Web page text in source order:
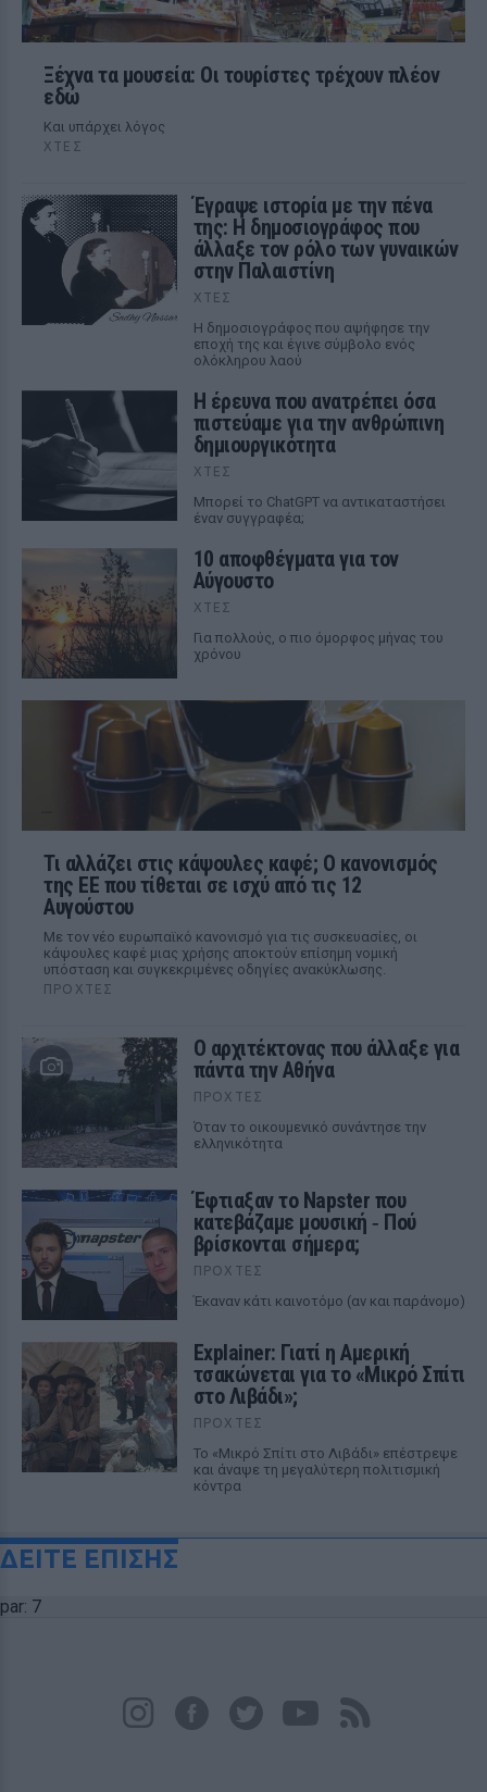
Ξέχνα τα μουσεία: Οι τουρίστες τρέχουν πλέον
εδώ
Και υπάρχει λόγος
ΧΤΕΣ
Έγραψε ιστορία με την πένα
της: Η δημοσιογράφος που
άλλαξε τον ρόλο των γυναικών
στην Παλαιστίνη
ΧΤΕΣ
Η δημοσιογράφος που αψήφησε την
εποχή της και έγινε σύμβολο ενός
ολόκληρου λαού
Η έρευνα που ανατρέπει όσα
πιστεύαμε για την ανθρώπινη
δημιουργικότητα
ΧΤΕΣ
Mπορεί το ChatGPT να αντικαταστήσει
έναν συγγραφέα;
10 αποφθέγματα για τον
Αύγουστο
ΧΤΕΣ
Για πολλούς, ο πιο όμορφος μήνας του
χρόνου
Τι αλλάζει στις κάψουλες καφέ; Ο κανονισμός
της ΕΕ που τίθεται σε ισχύ από τις 12
Αυγούστου
Με τον νέο ευρωπαϊκό κανονισμό για τις συσκευασίες, οι
κάψουλες καφέ μιας χρήσης αποκτούν επίσημη νομική
υπόσταση και συγκεκριμένες οδηγίες ανακύκλωσης.
ΠΡΟΧΤΈΣ
Ο αρχιτέκτονας που άλλαξε για
πάντα την Αθήνα
ΠΡΟΧΤΈΣ
Όταν το οικουμενικό συνάντησε την
ελληνικότητα
Έφτιαξαν το Napster που
κατεβάζαμε μουσική ‑ Πού
βρίσκονται σήμερα;
ΠΡΟΧΤΈΣ
Έκαναν κάτι καινοτόμο (αν και παράνομο)
Explainer: Γιατί η Αμερική
τσακώνεται για το «Μικρό Σπίτι
στο Λιβάδι»;
ΠΡΟΧΤΈΣ
Το «Μικρό Σπίτι στο Λιβάδι» επέστρεψε
και άναψε τη μεγαλύτερη πολιτισμική
κόντρα
ΔΕΙΤΕ ΕΠΙΣΗΣ
par: 7